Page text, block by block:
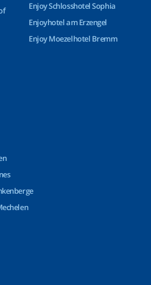
Enjoy Schlosshotel Sophia
Enjoyhotel am Erzengel
Enjoy Moezelhotel Bremm